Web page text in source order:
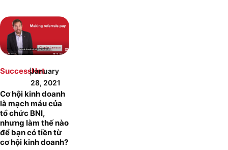
SuccessNet
|January
28, 2021
Cơ hội kinh doanh
là mạch máu của
tổ chức BNI,
nhưng làm thế nào
để bạn có tiền từ
cơ hội kinh doanh?